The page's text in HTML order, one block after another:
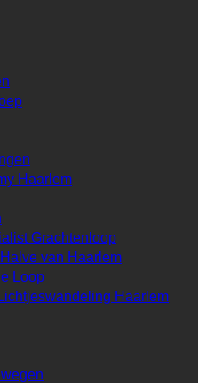
Haarlem
Grachtenloop
van Haarlem
Loop
Haarlem